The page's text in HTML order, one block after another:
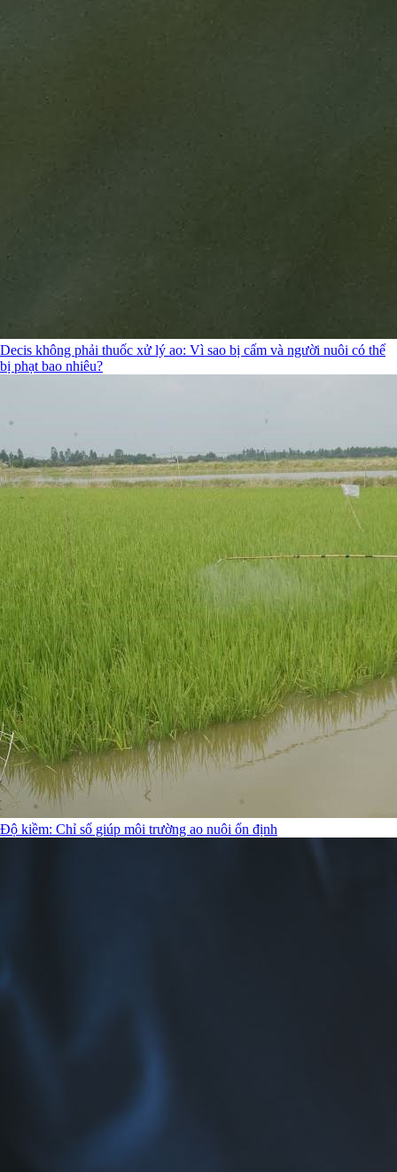
Decis không phải thuốc xử lý ao: Vì sao bị cấm và người nuôi có thể
bị phạt bao nhiêu?
Độ kiềm: Chỉ số giúp môi trường ao nuôi ổn định